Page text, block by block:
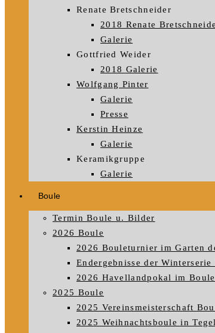
Renate Bretschneider
2018 Renate
Galerie
Gottfried Weider
2018 Galerie
Wolfgang Pinter
Galerie
Presse
Kerstin Heinze
Galerie
Keramikgruppe
Galerie
Boule
Termin Boule u. Bilder
2026 Boule
2026 Bouleturnier im Garten
Endergebnisse der
2026 Havellandpokal im
2025 Boule
2025 Vereinsmeisterschaft
2025 Weihnachtsboule in Tegel